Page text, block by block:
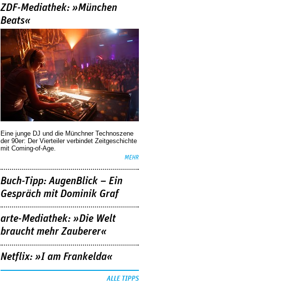
ZDF-Mediathek: »München
Beats«
Eine junge DJ und die Münchner Technoszene
der 90er: Der Vierteiler verbindet Zeitgeschichte
mit Coming-of-Age.
MEHR
Buch-Tipp: AugenBlick – Ein
Gespräch mit Dominik Graf
arte-Mediathek: »Die Welt
braucht mehr Zauberer«
Netflix: »I am Frankelda«
ALLE TIPPS